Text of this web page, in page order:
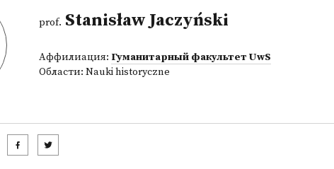
prof. Stanisław Jaczyński
Аффилиация: Гуманитарный факультет UwS
Области: Nauki historyczne